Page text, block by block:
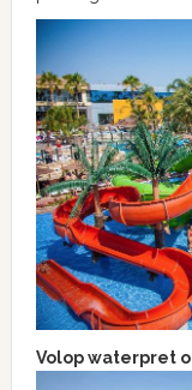
Volop waterpret